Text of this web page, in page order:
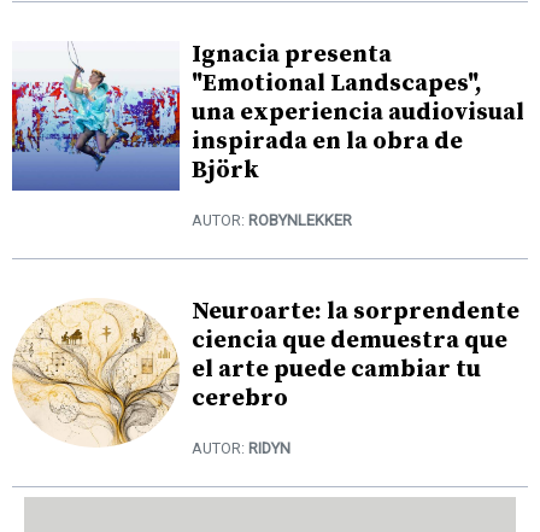
Ignacia presenta
"Emotional Landscapes",
una experiencia audiovisual
inspirada en la obra de
Björk
AUTOR: ROBYNLEKKER
Neuroarte: la sorprendente
ciencia que demuestra que
el arte puede cambiar tu
cerebro
AUTOR: RIDYN